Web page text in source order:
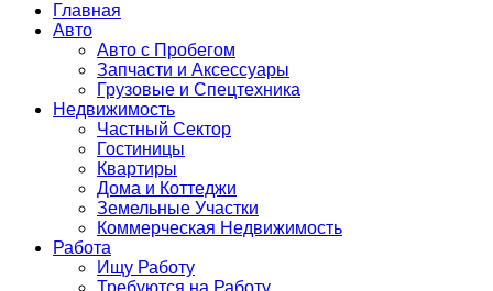
Главная
Авто
Авто с Пробегом
Запчасти и Аксессуары
Грузовые и Спецтехника
Недвижимость
Частный Сектор
Гостиницы
Квартиры
Дома и Коттеджи
Земельные Участки
Коммерческая Недвижимость
Работа
Ищу Работу
Требуются на Работу